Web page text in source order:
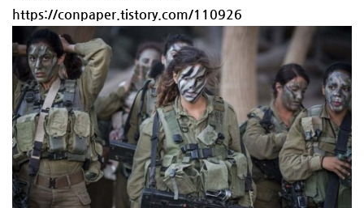
https://conpaper.tistory.com/110926